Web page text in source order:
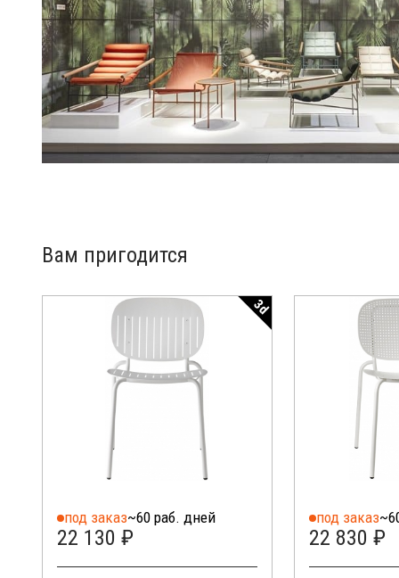
Вам пригодится
3d
под заказ~60 раб. дней
22 130 ₽
под заказ
22 830 ₽